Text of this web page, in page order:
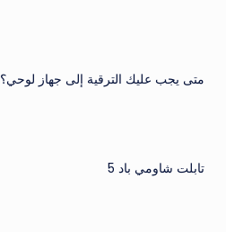
متى يجب عليك الترقية إلى جهاز لوحي؟
تابلت شاومي باد 5